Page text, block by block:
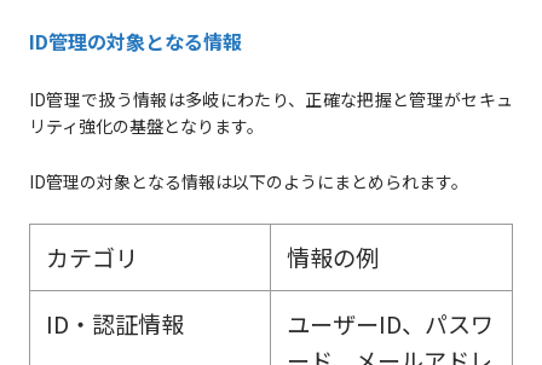
ID管理の対象となる情報
ID管理で扱う情報は多岐にわたり、正確な把握と管理がセキュ
リティ強化の基盤となります。
ID管理の対象となる情報は以下のようにまとめられます。
カテゴリ
情報の例
ID・認証情報
ユーザーID、パスワ